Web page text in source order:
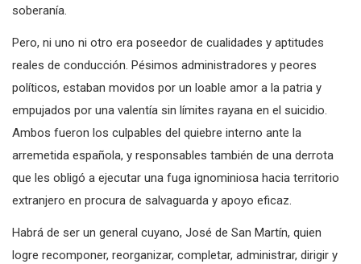
soberanía.
Pero, ni uno ni otro era poseedor de cualidades y aptitudes
reales de conducción. Pésimos administradores y peores
políticos, estaban movidos por un loable amor a la patria y
empujados por una valentía sin límites rayana en el suicidio.
Ambos fueron los culpables del quiebre interno ante la
arremetida española, y responsables también de una derrota
que les obligó a ejecutar una fuga ignominiosa hacia territorio
extranjero en procura de salvaguarda y apoyo eficaz.
Habrá de ser un general cuyano, José de San Martín, quien
logre recomponer, reorganizar, completar, administrar, dirigir y